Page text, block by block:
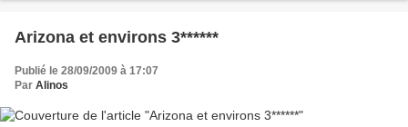
Arizona et environs 3******
Publié le 28/09/2009 à 17:07
Par Alinos